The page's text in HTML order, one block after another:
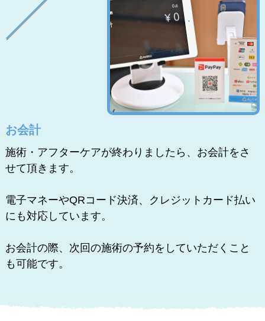
お会計
施術・アフターケアが終わりましたら、お会計をさ
せて頂きます。
電子マネーやQRコード決済、クレジットカード払い
にも対応しています。
お会計の際、次回の施術の予約をしていただくこと
も可能です。